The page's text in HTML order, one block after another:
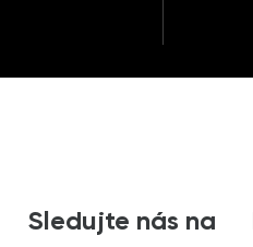
Sledujte nás na